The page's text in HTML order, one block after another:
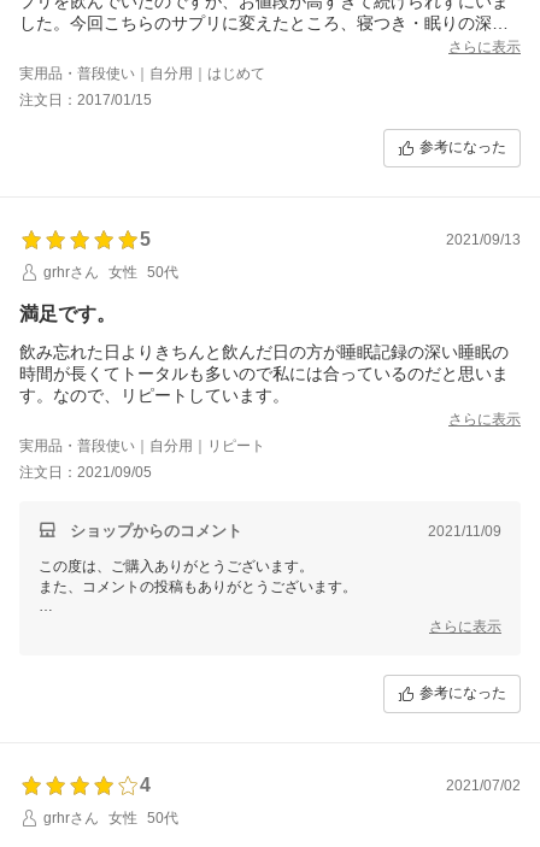
した。今回こちらのサプリに変えたところ、寝つき・眠りの深さ
共にとても良くなり、毎朝の頭痛に悩まされることもなくなりま
した！本当に嬉しいです。夜だけでなく、朝も2錠飲むようにした
ところ一日調子がいいです。セロトニン不足の方は試す価値あり
だと思います。
さらに表示
実用品・普段使い｜自分用｜はじめて
注文日：2017/01/15
参考になった
5
2021/09/13
grhrさん
女性 50代
満足です。
飲み忘れた日よりきちんと飲んだ日の方が睡眠記録の深い睡眠の
時間が長くてトータルも多いので私には合っているのだと思いま
す。なので、リピートしています。
さらに表示
実用品・普段使い｜自分用｜リピート
注文日：2021/09/05
ショップからのコメント 2021/11/09
この度は、ご購入ありがとうございます。
また、コメントの投稿もありがとうございます。
今後とも【Ｅ！Ｃｈｏｉｃｅ 楽天市場店】をご愛顧くださいますよ
さらに表示
参考になった
4
2021/07/02
grhrさん
女性 50代